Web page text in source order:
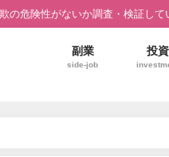
の危険性がないか調査・検証して
副業
side-job
投資